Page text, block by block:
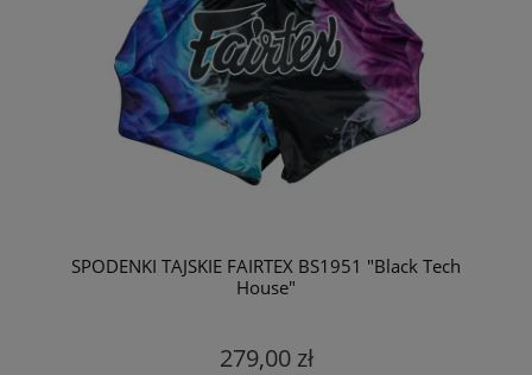
SPODENKI TAJSKIE FAIRTEX BS1951 "Black Tech
House"
279,00 zł